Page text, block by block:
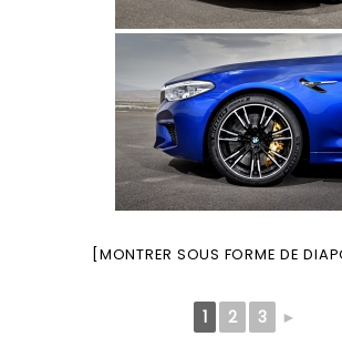
[MONTRER SOUS FORME DE
1 2 3 ►